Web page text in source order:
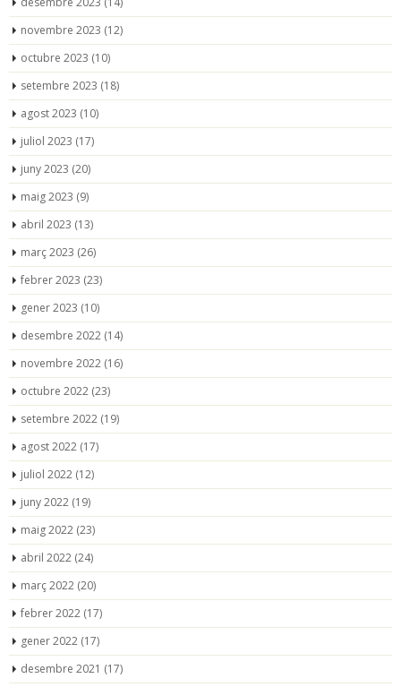
novembre 2023 (12)
octubre 2023 (10)
setembre 2023 (18)
agost 2023 (10)
juliol 2023 (17)
juny 2023 (20)
maig 2023 (9)
abril 2023 (13)
març 2023 (26)
febrer 2023 (23)
gener 2023 (10)
desembre 2022 (14)
novembre 2022 (16)
octubre 2022 (23)
setembre 2022 (19)
agost 2022 (17)
juliol 2022 (12)
juny 2022 (19)
maig 2022 (23)
abril 2022 (24)
març 2022 (20)
febrer 2022 (17)
gener 2022 (17)
desembre 2021 (17)